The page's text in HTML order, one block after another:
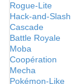
Rogue-Lite
Hack-and-Slash
Cascade
Battle Royale
Moba
Coopération
Mecha
Pokémon-Like